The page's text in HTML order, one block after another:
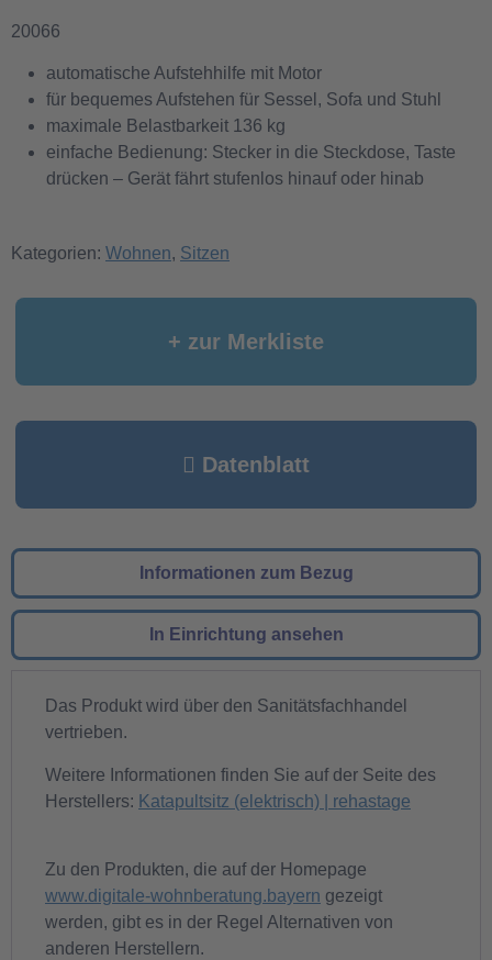
20066
automatische Aufstehhilfe mit Motor
für bequemes Aufstehen für Sessel, Sofa und Stuhl
maximale Belastbarkeit 136 kg
einfache Bedienung: Stecker in die Steckdose, Taste
drücken – Gerät fährt stufenlos hinauf oder hinab
Kategorien: Wohnen, Sitzen
+ zur Merkliste
Datenblatt
Informationen zum Bezug
In Einrichtung ansehen
Das Produkt wird über den Sanitätsfachhandel
vertrieben.
Weitere Informationen finden Sie auf der Seite des
Herstellers: Katapultsitz (elektrisch) | rehastage
Zu den Produkten, die auf der Homepage
www.digitale-wohnberatung.bayern gezeigt
werden, gibt es in der Regel Alternativen von
anderen Herstellern.